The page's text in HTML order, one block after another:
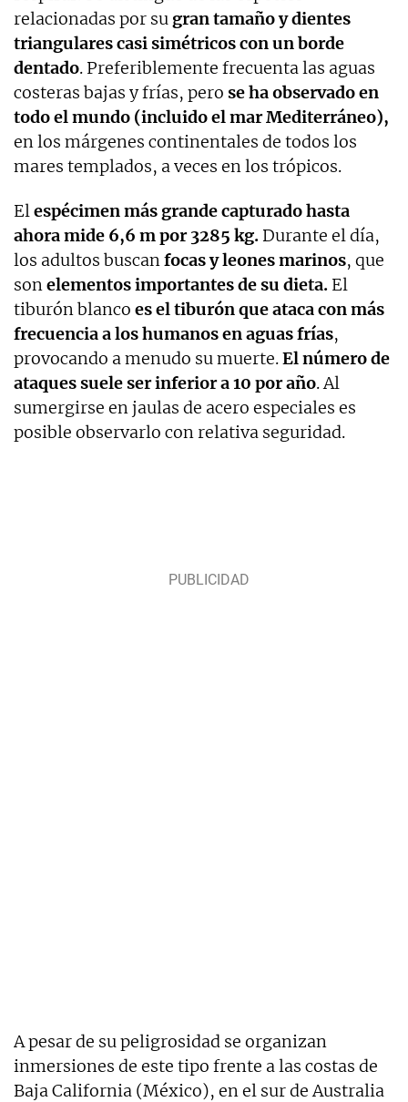
relacionadas por su gran tamaño y dientes
triangulares casi simétricos con un borde
dentado. Preferiblemente frecuenta las aguas
costeras bajas y frías, pero se ha observado en
todo el mundo (incluido el mar Mediterráneo),
en los márgenes continentales de todos los
mares templados, a veces en los trópicos.
Elespécimen más grande capturado hasta
ahora mide 6,6 m por 3285 kg. Durante el día,
los adultos buscanfocas y leones marinos, que
sonelementos importantes de su dieta. El
tiburón blanco es el tiburón que ataca con más
frecuencia a los humanos en aguas frías,
provocando a menudo su muerte.El número de
ataques suele ser inferior a 10 por año. Al
sumergirse en jaulas de acero especiales es
posible observarlo con relativa seguridad.
A pesar de su peligrosidad se organizan
inmersiones de este tipo frente a las costas de
Baja California (México), en el sur de Australia